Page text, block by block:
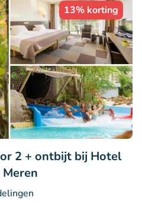
13% korting
2 + ontbijt bij Hotel